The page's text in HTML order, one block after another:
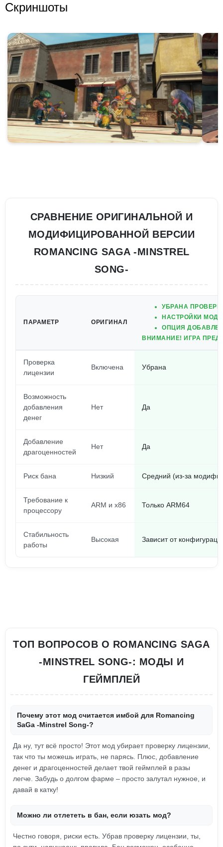
Скриншоты
СРАВНЕНИЕ ОРИГИНАЛЬНОЙ И
МОДИФИЦИРОВАННОЙ ВЕРСИИ
ROMANCING SAGA -MINSTREL
SONG-
ПАРАМЕТР ОРИГИНАЛ
УБРАНА
НАСТРОЙКИ
ОПЦИЯ
ВНИМАНИЕ! ИГРА
Проверка
лицензии
Включена Убрана
Возможность
добавления
денег
Нет Да
Добавление
драгоценностей
Нет Да
Риск бана Низкий Средний (из-за
Требование к
процессору
ARM и x86 Только ARM64
Стабильность
работы
Высокая Зависит от
ТОП ВОПРОСОВ О ROMANCING SAGA
-MINSTREL SONG-: МОДЫ И
ГЕЙМПЛЕЙ
Почему этот мод считается имбой для Romancing
SaGa -Minstrel Song-?
Да ну, тут всё просто! Этот мод убирает проверку лицензии,
так что ты можешь играть, не парясь. Плюс, добавление
денег и драгоценностей делает твой геймплей в разы
легче. Забудь о долгом фарме – просто залутал нужное, и
давай в катку!
Можно ли отлететь в бан, если юзать мод?
Честно говоря, риски есть. Убрав проверку лицензии, ты,